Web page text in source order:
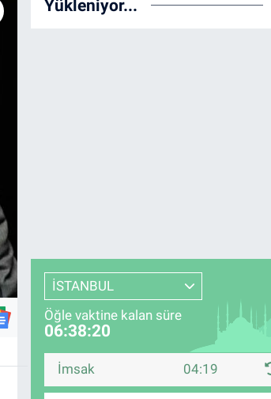
Yükleniyor...
İSTANBUL
Öğle vaktine kalan süre
06:38:19
İmsak 04:19